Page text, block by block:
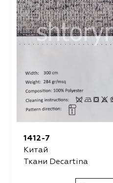
1412-7
Китай
Ткани Decartina